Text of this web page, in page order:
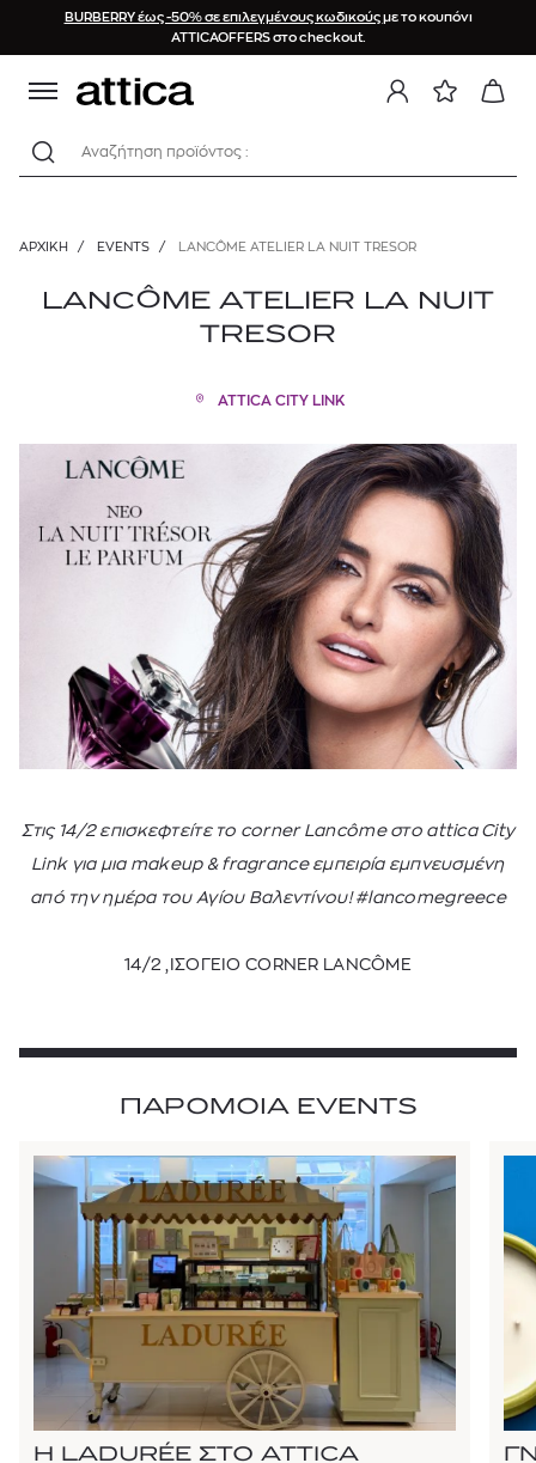
BURBERRY έως -50% σε επιλεγμένους κωδικούςμε το κουπόνι
ATTICAOFFERS στο checkout.
Αναζήτηση προϊόντος :
ΑΡΧΙΚΉ / EVENTS / LANCÔME ATELIER LA NUIT TRESOR
LANCÔME ATELIER LA NUIT
TRESOR
ATTICA CITY LINK
Στις 14/2 επισκεφτείτε το corner Lancôme στο attica City
Link για μια makeup & fragrance εμπειρία εμπνευσμένη
από την ημέρα του Αγίου Βαλεντίνου! #lancomegreece
14/2 ,ΙΣΟΓΕΙΟ CORNER LANCÔME
ΠΑΡΟΜΟΙΑ EVENTS
Η LADURÉE ΣΤΟ ATTICA